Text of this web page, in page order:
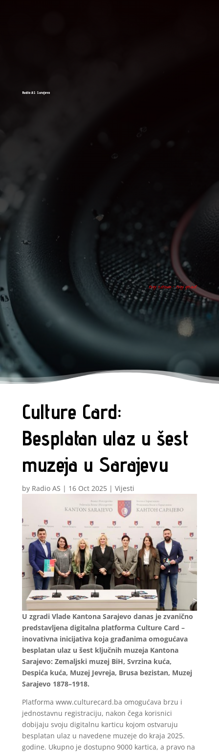
Radio AS Sarajevo
tvoj ritam - tvoj grad
Culture Card:
Besplatan ulaz u šest
muzeja u Sarajevu
by Radio AS | 16 Oct 2025| Vijesti
U zgradi Vlade Kantona Sarajevo danas je zvanično
predstavljena digitalna platforma Culture Card –
inovativna inicijativa koja građanima omogućava
besplatan ulaz u šest ključnih muzeja Kantona
Sarajevo: Zemaljski muzej BiH, Svrzina kuća,
Despića kuća, Muzej Jevreja, Brusa bezistan, Muzej
Sarajevo 1878–1918.
Platforma www.culturecard.ba omogućava brzu i
jednostavnu registraciju, nakon čega korisnici
dobijaju svoju digitalnu karticu kojom ostvaruju
besplatan ulaz u navedene muzeje do kraja 2025.
godine. Ukupno je dostupno 9000 kartica, a pravo na